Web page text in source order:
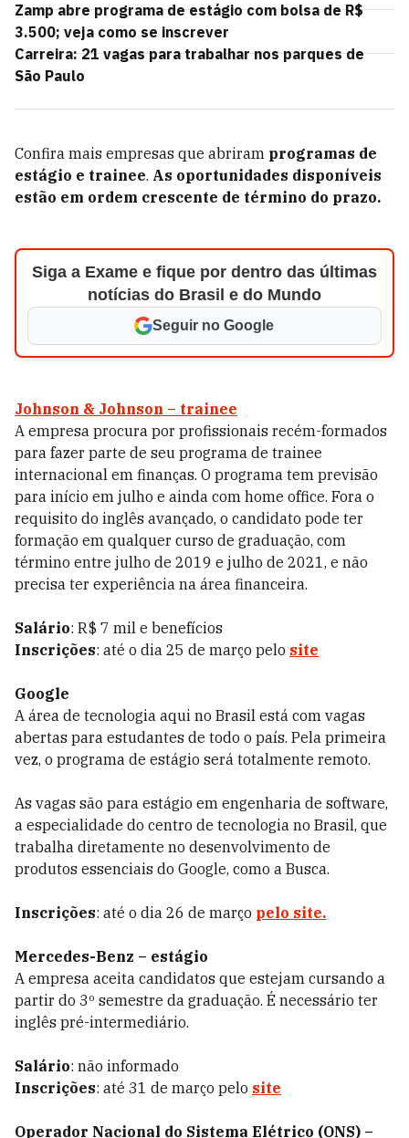
Zamp abre programa de estágio com bolsa de R$
3.500; veja como se inscrever
Carreira: 21 vagas para trabalhar nos parques de
São Paulo
Confira mais empresas que abriram programas de
estágio e trainee. As oportunidades disponíveis
estão em ordem crescente de término do prazo.
Siga a Exame e fique por dentro das últimas
notícias do Brasil e do Mundo
Seguir no Google
Johnson & Johnson – trainee
A empresa procura por profissionais recém-formados
para fazer parte de seu programa de trainee
internacional em finanças. O programa tem previsão
para início em julho e ainda com home office. Fora o
requisito do inglês avançado, o candidato pode ter
formação em qualquer curso de graduação, com
término entre julho de 2019 e julho de 2021, e não
precisa ter experiência na área financeira.
Salário: R$ 7 mil e benefícios
Inscrições: até o dia 25 de março pelo site
Google
A área de tecnologia aqui no Brasil está com vagas
abertas para estudantes de todo o país. Pela primeira
vez, o programa de estágio será totalmente remoto.
As vagas são para estágio em engenharia de software,
a especialidade do centro de tecnologia no Brasil, que
trabalha diretamente no desenvolvimento de
produtos essenciais do Google, como a Busca.
Inscrições: até o dia 26 de março pelo site.
Mercedes-Benz – estágio
A empresa aceita candidatos que estejam cursando a
partir do 3º semestre da graduação. É necessário ter
inglês pré-intermediário.
Salário: não informado
Inscrições: até 31 de março pelo site
Operador Nacional do Sistema Elétrico (ONS) –